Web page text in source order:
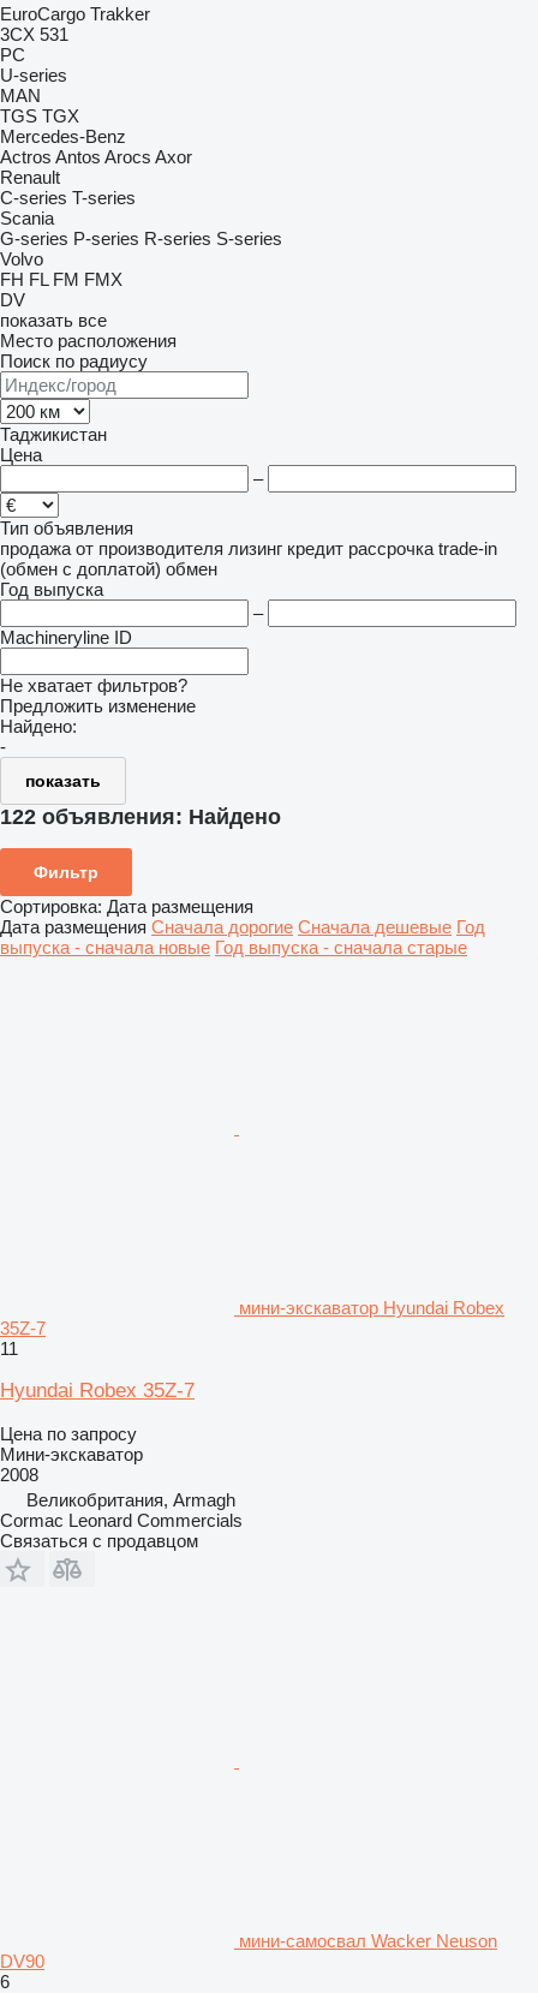
EuroCargo Trakker
3CX 531
PC
U-series
MAN
TGS TGX
Mercedes-Benz
Actros Antos Arocs Axor
Renault
C-series T-series
Scania
G-series P-series R-series S-series
Volvo
FH FL FM FMX
DV
показать все
Место расположения
Поиск по радиусу
Таджикистан
Цена
–
Тип объявления
продажа от производителя лизинг кредит рассрочка trade-in
(обмен с доплатой) обмен
Год выпуска
–
Machineryline ID
Не хватает фильтров?
Предложить изменение
Найдено:
-
показать
122 объявления: Найдено
Фильтр
Сортировка: Дата размещения
Дата размещения Сначала дорогие Сначала дешевые Год
выпуска - сначала новые Год выпуска - сначала старые
мини-экскаватор Hyundai Robex
35Z-7
11
Hyundai Robex 35Z-7
Цена по запросу
Мини-экскаватор
2008
Великобритания, Armagh
Cormac Leonard Commercials
Связаться с продавцом
мини-самосвал Wacker Neuson
DV90
6